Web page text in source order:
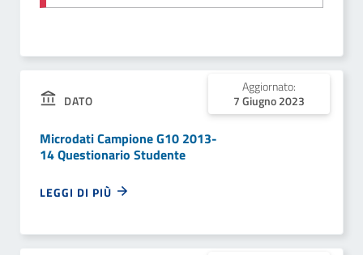
DATO
Aggiornato:
7 Giugno 2023
Microdati Campione G10 2013-
14 Questionario Studente
LEGGI DI PIÙ